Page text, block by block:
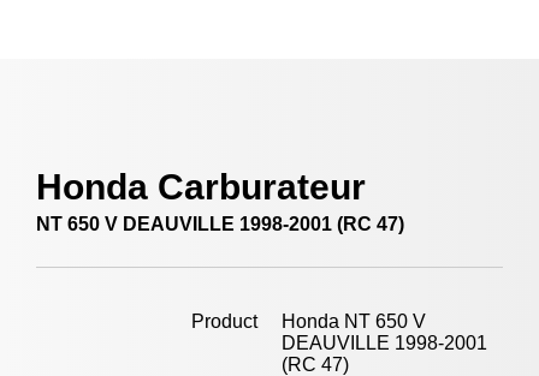
Honda Carburateur
NT 650 V DEAUVILLE 1998-2001 (RC 47)
Product
Honda NT 650 V
DEAUVILLE 1998-2001
(RC 47)